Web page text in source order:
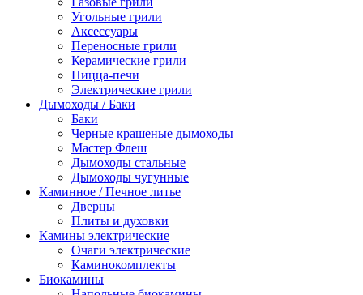
Угольные грили
Аксессуары
Переносные грили
Керамические грили
Пицца-печи
Электрические грили
Дымоходы / Баки
Баки
Черные крашеные дымоходы
Мастер Флеш
Дымоходы стальные
Дымоходы чугунные
Каминное / Печное литье
Дверцы
Плиты и духовки
Камины электрические
Очаги электрические
Каминокомплекты
Биокамины